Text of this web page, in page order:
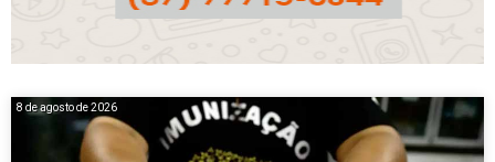
8 de agosto de 2026